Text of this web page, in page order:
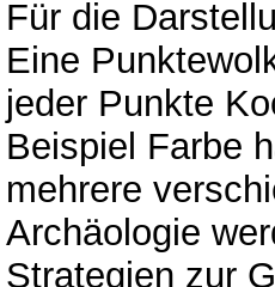
Für die
Eine
jeder Punkte
Beispiel Farbe
mehrere
Archäologie
Strategien zur